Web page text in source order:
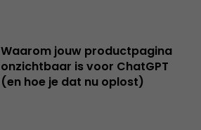
Waarom jouw productpagina
onzichtbaar is voor ChatGPT
(en hoe je dat nu oplost)